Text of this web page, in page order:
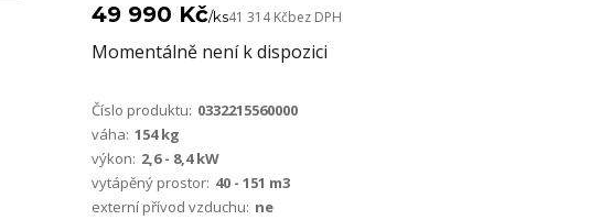
49 990 Kč/ks41 314 Kčbez DPH
Momentálně není k dispozici
Číslo produktu: 0332215560000
váha: 154 kg
výkon: 2,6 - 8,4 kW
vytápěný prostor: 40 - 151 m3
externí přívod vzduchu: ne